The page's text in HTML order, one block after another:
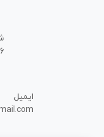
ایمیل